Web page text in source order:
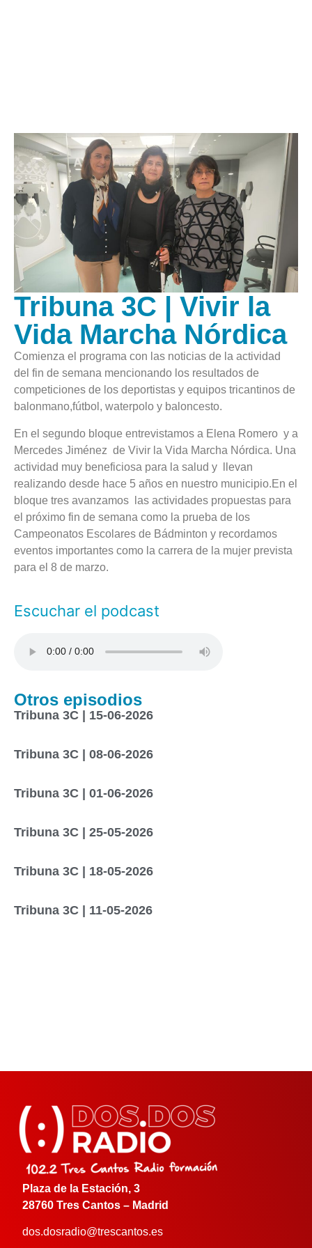
Tribuna 3C | Vivir la
Vida Marcha Nórdica
Comienza el programa con las noticias de la actividad
del fin de semana mencionando los resultados de
competiciones de los deportistas y equipos tricantinos de
balonmano,fútbol, waterpolo y baloncesto.
En el segundo bloque entrevistamos a Elena Romero y a
Mercedes Jiménez de Vivir la Vida Marcha Nórdica. Una
actividad muy beneficiosa para la salud y llevan
realizando desde hace 5 años en nuestro municipio.En el
bloque tres avanzamos las actividades propuestas para
el próximo fin de semana como la prueba de los
Campeonatos Escolares de Bádminton y recordamos
eventos importantes como la carrera de la mujer prevista
para el 8 de marzo.
Escuchar el podcast
Otros episodios
Tribuna 3C | 15-06-2026
Tribuna 3C | 08-06-2026
Tribuna 3C | 01-06-2026
Tribuna 3C | 25-05-2026
Tribuna 3C | 18-05-2026
Tribuna 3C | 11-05-2026
Plaza de la Estación, 3
28760 Tres Cantos – Madrid
dos.dosradio@trescantos.es